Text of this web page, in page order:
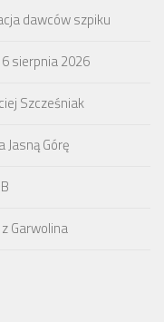
dawców szpiku
sierpnia 2026
Szcześniak
Górę
Garwolina